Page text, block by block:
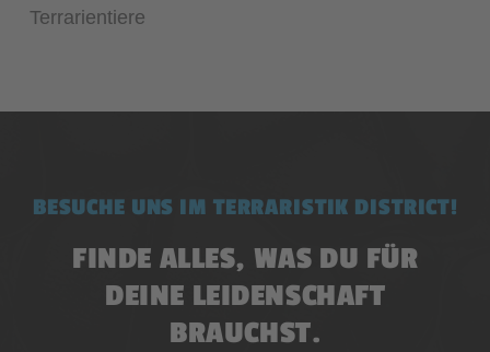
Terrarientiere
BESUCHE UNS IM TERRARISTIK DISTRICT!
FINDE ALLES, WAS DU FÜR
DEINE LEIDENSCHAFT
BRAUCHST.